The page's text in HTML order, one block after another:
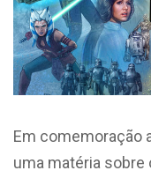
Em comemoração
uma matéria sobre